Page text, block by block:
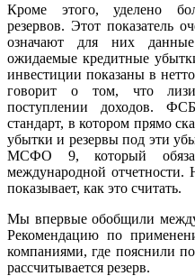
Кроме этого, уделено
резервов. Этот показатель
означают для них
ожидаемые кредитные
инвестиции показаны в
говорит о том, что
поступлении доходов.
стандарт, в котором прямо
убытки и резервы под эти
МСФО 9, который
международной
показывает, как это считать.
Мы впервые обобщили
Рекомендацию по
компаниями, где пояснили
рассчитывается резерв.